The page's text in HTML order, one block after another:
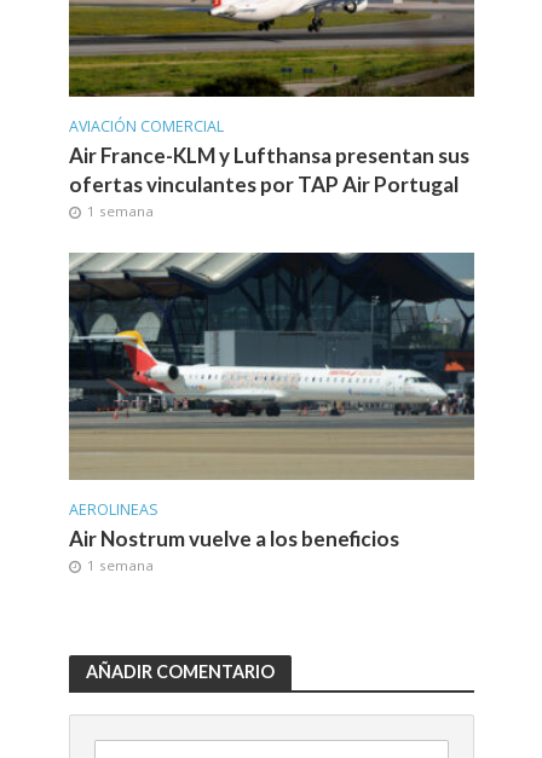
AVIACIÓN COMERCIAL
Air France-KLM y Lufthansa presentan sus
ofertas vinculantes por TAP Air Portugal
1 semana
AEROLINEAS
Air Nostrum vuelve a los beneficios
1 semana
AÑADIR COMENTARIO